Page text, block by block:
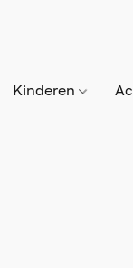
Kinderen